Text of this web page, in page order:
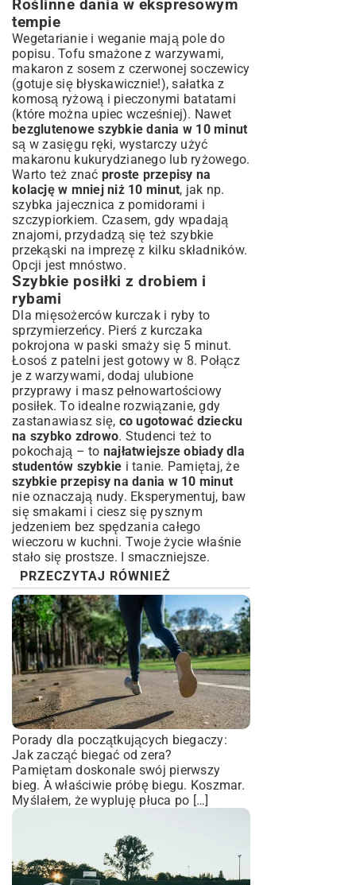
Roślinne dania w ekspresowym
tempie
Wegetarianie i weganie mają pole do
popisu. Tofu smażone z warzywami,
makaron z sosem z czerwonej soczewicy
(gotuje się błyskawicznie!), sałatka z
komosą ryżową i pieczonymi batatami
(które można upiec wcześniej). Nawet
bezglutenowe szybkie dania w 10 minut
są w zasięgu ręki, wystarczy użyć
makaronu kukurydzianego lub ryżowego.
Warto też znać proste przepisy na
kolację w mniej niż 10 minut, jak np.
szybka jajecznica z pomidorami i
szczypiorkiem. Czasem, gdy wpadają
znajomi, przydadzą się też szybkie
przekąski na imprezę z kilku składników.
Opcji jest mnóstwo.
Szybkie posiłki z drobiem i
rybami
Dla mięsożerców kurczak i ryby to
sprzymierzeńcy. Pierś z kurczaka
pokrojona w paski smaży się 5 minut.
Łosoś z patelni jest gotowy w 8. Połącz
je z warzywami, dodaj ulubione
przyprawy i masz pełnowartościowy
posiłek. To idealne rozwiązanie, gdy
zastanawiasz się, co ugotować dziecku
na szybko zdrowo. Studenci też to
pokochają – to najłatwiejsze obiady dla
studentów szybkie i tanie. Pamiętaj, że
szybkie przepisy na dania w 10 minut
nie oznaczają nudy. Eksperymentuj, baw
się smakami i ciesz się pysznym
jedzeniem bez spędzania całego
wieczoru w kuchni. Twoje życie właśnie
stało się prostsze. I smaczniejsze.
PRZECZYTAJ RÓWNIEŻ
Porady dla początkujących biegaczy:
Jak zacząć biegać od zera?
Pamiętam doskonale swój pierwszy
bieg. A właściwie próbę biegu. Koszmar.
Myślałem, że wypluję płuca po […]